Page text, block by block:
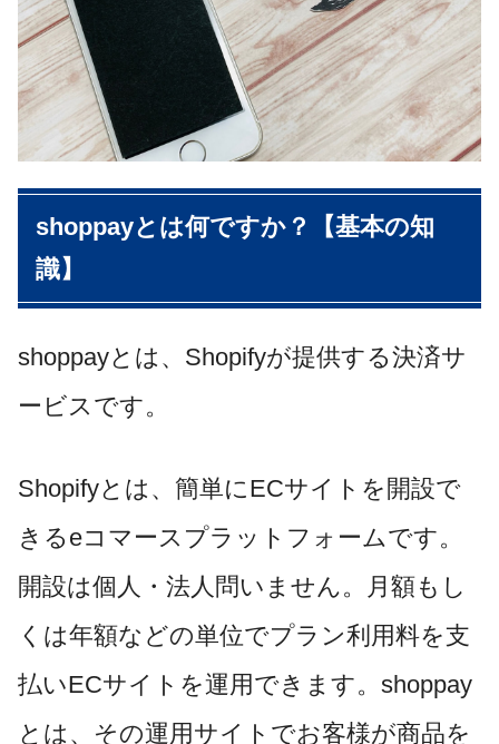
shoppayとは何ですか？【基本の知
識】
shoppayとは、Shopifyが提供する決済サ
ービスです。
Shopifyとは、簡単にECサイトを開設で
きるeコマースプラットフォームです。
開設は個人・法人問いません。月額もし
くは年額などの単位でプラン利用料を支
払いECサイトを運用できます。shoppay
とは、その運用サイトでお客様が商品を